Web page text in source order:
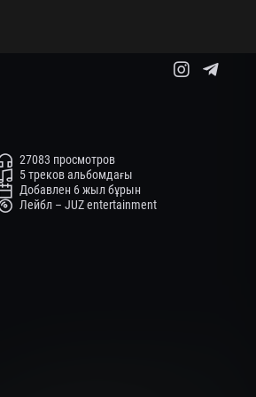
27083 просмотров
5 треков альбомдағы
Добавлен 6 жыл бұрын
Лейбл – JUZ entertainment